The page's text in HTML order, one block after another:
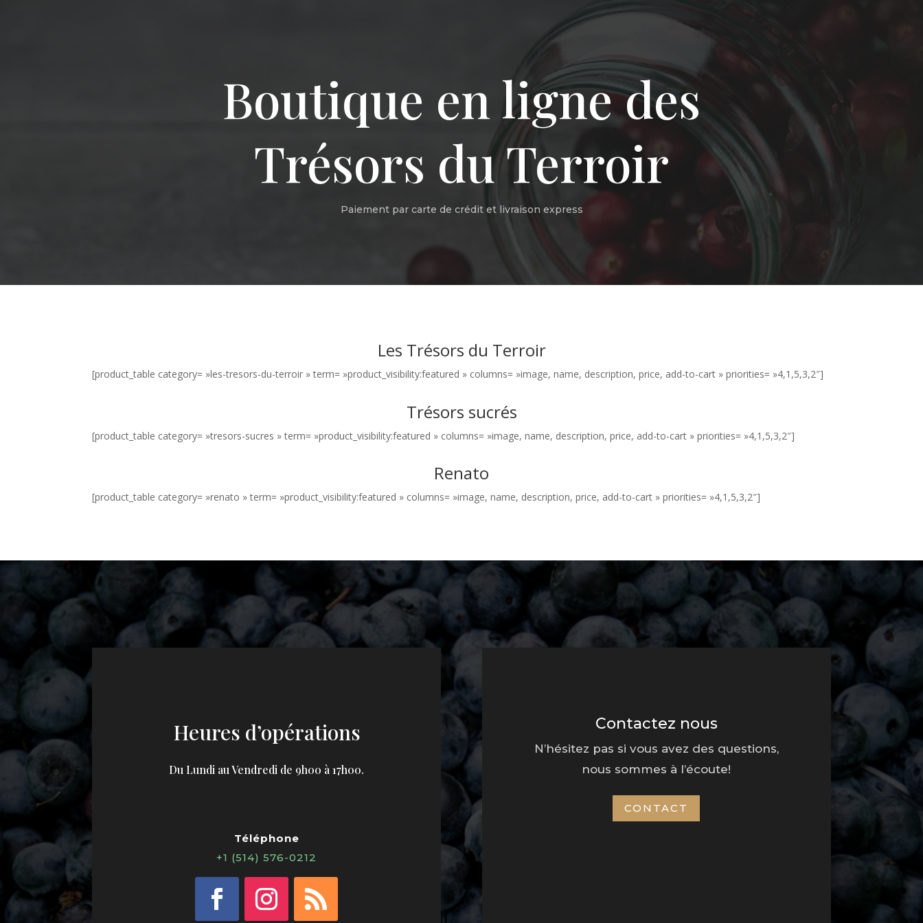
Boutique en ligne des
Trésors du Terroir
Paiement par carte de crédit et livraison express
Les Trésors du Terroir
[product_table category= »les-tresors-du-terroir » term= »product_visibility:featured » columns= »image, name, description, price, add-to-cart » priorities= »4,1,5,3,2″]
Trésors sucrés
[product_table category= »tresors-sucres » term= »product_visibility:featured » columns= »image, name, description, price, add-to-cart » priorities= »4,1,5,3,2″]
Renato
[product_table category= »renato » term= »product_visibility:featured » columns= »image, name, description, price, add-to-cart » priorities= »4,1,5,3,2″]
Heures d’opérations
Du Lundi au Vendredi de 9h00 à 17h00.
Téléphone
+1 (514) 576-0212
Contactez nous
N’hésitez pas si vous avez des questions,
nous sommes à l’écoute!
CONTACT